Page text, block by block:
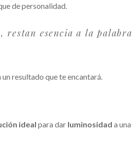
de personalidad.
restan esencia a la palabra
resultado que te encantará.
ideal para dar luminosidad a una